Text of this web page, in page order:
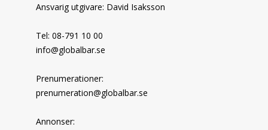
Ansvarig utgivare: David Isaksson
Tel: 08-791 10 00
info@globalbar.se
Prenumerationer:
prenumeration@globalbar.se
Annonser: